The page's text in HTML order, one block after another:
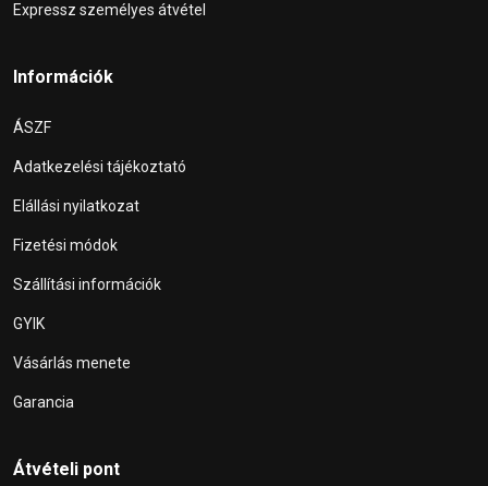
Expressz személyes átvétel
Információk
ÁSZF
Adatkezelési tájékoztató
Elállási nyilatkozat
Fizetési módok
Szállítási információk
GYIK
Vásárlás menete
Garancia
Átvételi pont